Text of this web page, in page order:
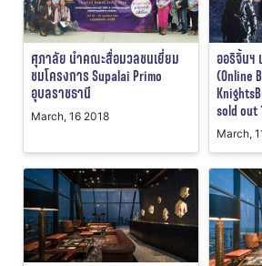
ศุภาลัย นำคณะสื่อมวลชนเยี่ยม
ชมโครงการ Supalai Primo
อุบลราชธานี
March, 16 2018
ออริจิ้นฯ
(Online
sold out
March,